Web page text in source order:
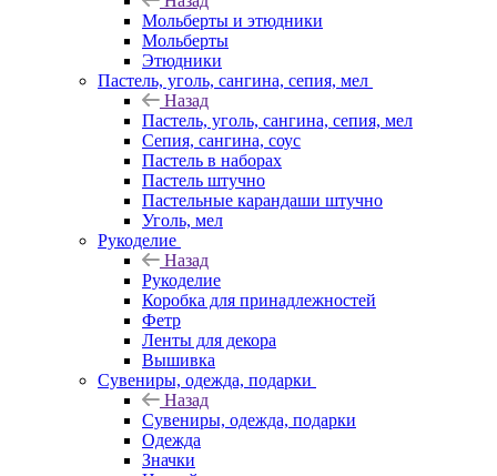
Мольберты и этюдники
Мольберты
Этюдники
Пастель, уголь, сангина, сепия, мел
Назад
Пастель, уголь, сангина, сепия, мел
Сепия, сангина, соус
Пастель в наборах
Пастель штучно
Пастельные карандаши штучно
Уголь, мел
Рукоделие
Назад
Рукоделие
Коробка для принадлежностей
Фетр
Ленты для декора
Вышивка
Сувениры, одежда, подарки
Назад
Сувениры, одежда, подарки
Одежда
Значки